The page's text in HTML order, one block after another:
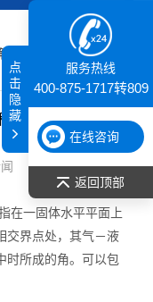
角的工作原理和
装置方法
在一固体水平平面上
交界点处，其气－液
时所成的角。可以包
服务热线
400-875-1717转809
在线咨询
返回顶部
点
击
隐
藏